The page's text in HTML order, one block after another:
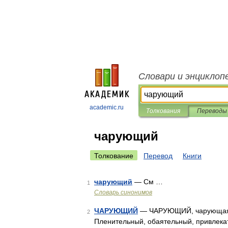
academic.ru
Словари и
Толкования Переводы
чарующий
Толкование Перевод Книги
1 чарующий — См …
Словарь синонимов
2 ЧАРУЮЩИЙ — ЧАРУЮЩИЙ, чарующая,
Пленительный, обаятельный,